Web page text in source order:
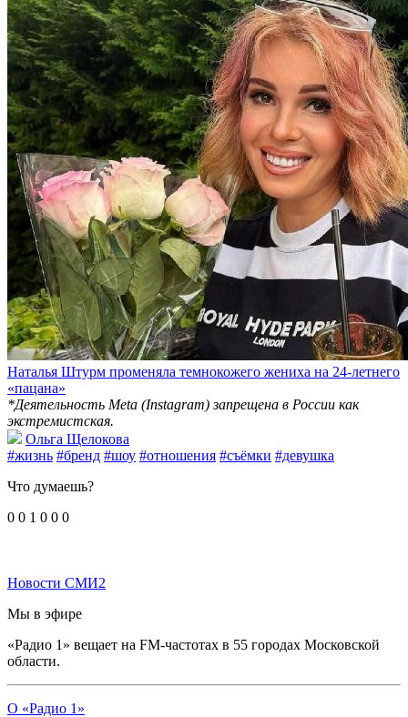
Наталья Штурм променяла темнокожего жениха на 24-летнего
«пацана»
*Деятельность Meta (Instagram) запрещена в России как
экстремистская.
Ольга Щелокова
#жизнь #бренд #шоу #отношения #съёмки #девушка
Что думаешь?
0 0 1 0 0 0
Новости СМИ2
Мы в эфире
«Радио 1» вещает на FM-частотах в 55 городах Московской
области.
О «Радио 1»